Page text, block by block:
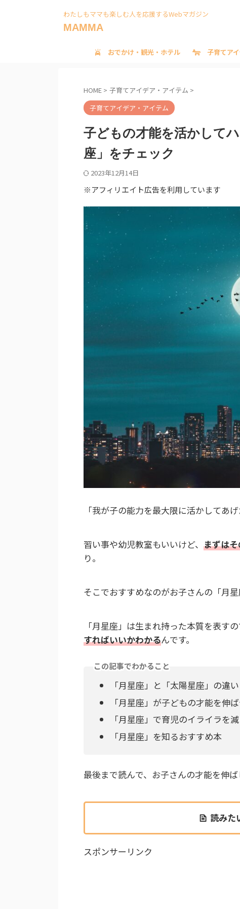
わたしもママも楽しむ人を応援するWebマガジン
MAMMA
おでかけ・観光・ホテル 子育てアイ
HOME > 子育てアイデア・アイテム >
子育てアイデア・アイテム
子どもの才能を活かして
座」をチェック
2023年12月14日
※アフィリエイト広告を利用しています
「我が子の能力を最大限に活かしてあ
習い事や幼児教室もいいけど、 まずは
り。
そこでおすすめなのがお子さんの「月星
「月星座」は生まれ持った本質を表すの
すればいいかわかるんです。
この記事でわかること
「月星座」と「太陽星座」の違い
「月星座」が子どもの才能を伸
「月星座」で育児のイライラを
「月星座」を知るおすすめ本
最後まで読んで、お子さんの才能を伸
読みた
スポンサーリンク